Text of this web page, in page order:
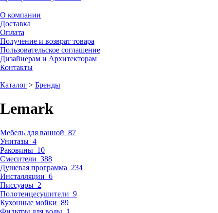
О компании
Доставка
Оплата
Получение и возврат товара
Пользовательское соглашение
Дизайнерам и Архитекторам
Контакты
Каталог > Бренды
Lemark
Мебель для ванной 87
Унитазы 4
Раковины 10
Смесители 388
Душевая программа 234
Инсталляции 6
Писсуары 2
Полотенцесушители 9
Кухонные мойки 89
Фильтры для воды 1